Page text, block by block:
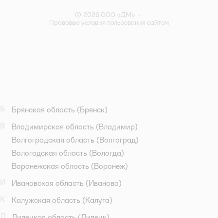
© 2026 ООО «ДМ» •
Правовые условия пользования сайтом
Брянская область (Брянск)
Владимирская область (Владимир)
Волгоградская область (Волгоград)
Вологодская область (Вологда)
Воронежская область (Воронеж)
Ивановская область (Иваново)
Калужская область (Калуга)